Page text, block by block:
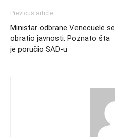
Previous article
Ministar odbrane Venecuele se
obratio javnosti: Poznato šta
je poručio SAD-u